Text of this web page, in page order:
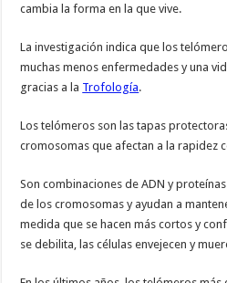
cambia la forma en la que vive.
La investigación indica que los
muchas menos enfermedades y una
gracias a la Trofología.
Los telómeros son las tapas
cromosomas que afectan a la rapidez
Son combinaciones de ADN y
de los cromosomas y ayudan a
medida que se hacen más cortos y
se debilita, las células envejecen y